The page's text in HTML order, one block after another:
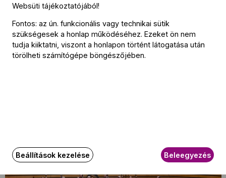
Websüti tájékoztatójából!
Fontos: az ún. funkcionális vagy technikai sütik
szükségesek a honlap működéséhez. Ezeket ön nem
tudja kiiktatni, viszont a honlapon történt látogatása után
törölheti számítógépe böngészőjében.
Beállítások kezelése Beleegyezés